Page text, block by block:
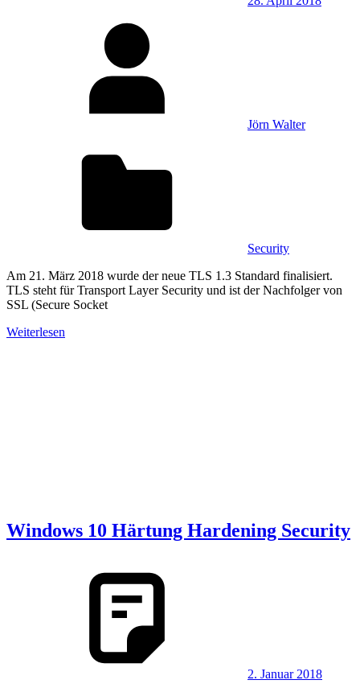
Jörn Walter
Security
Am 21. März 2018 wurde der neue TLS 1.3 Standard finalisiert.
TLS steht für Transport Layer Security und ist der Nachfolger von
SSL (Secure Socket
Weiterlesen
Windows 10 Härtung Hardening Security
2. Januar 2018